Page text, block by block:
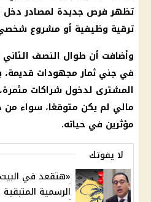
تظهر فرص جديدة لمصادر دخل
ترقية وظيفية أو مشروع
في جني ثمار مجهودات قديمة،
المشترى لدخول شراكات
مالي لم يكن متوقعًا، سواء
مؤثرين في حياته.
لا يفوتك
«هتقعد في البيت